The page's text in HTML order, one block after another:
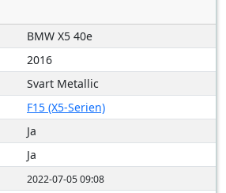
BMW X5 40e
2016
Svart Metallic
F15 (X5-Serien)
Ja
Ja
2022-07-05 09:08